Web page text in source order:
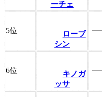
ーチェ
5位
ローブ
シン
6位
キノガ
ッサ